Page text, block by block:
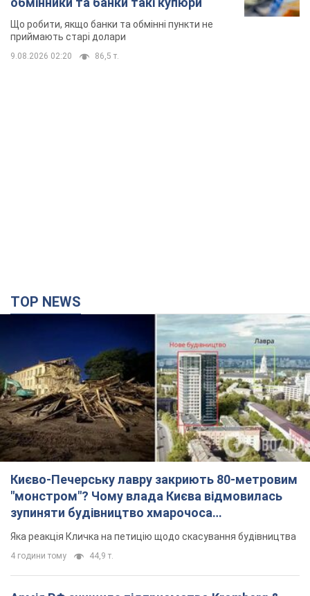
"монстром"? Чому влада Києва відмовилась
зупиняти будівництво хмарочоса
Яка реакція Кличка на петицію щодо скасування будівництва
4 години тому 44,9 т.
Армія РФ знищила підприємство Kromberg &
Schubert у Житомирі. Фото
Коли поновить роботу підприємство, наразі невідомо
39 хвилин тому 5,5 т.
МЗС Болгарії викликало українського посла
через інцидент із дроном: що сталося
Бесіда відбудеться 10 серпня
4 години тому